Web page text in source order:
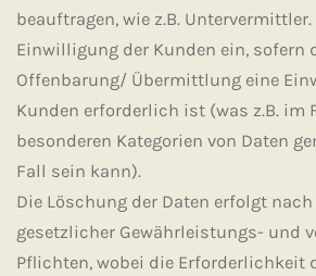
beauftragen, wie z.B.
Einwilligung der Kunden ein, sofern
Offenbarung/ Übermittlung eine
Kunden erforderlich ist (was z.B. im
besonderen Kategorien von Daten
Fall sein kann).
Die Löschung der Daten erfolgt
gesetzlicher Gewährleistungs- und
Pflichten, wobei die Erforderlichkeit